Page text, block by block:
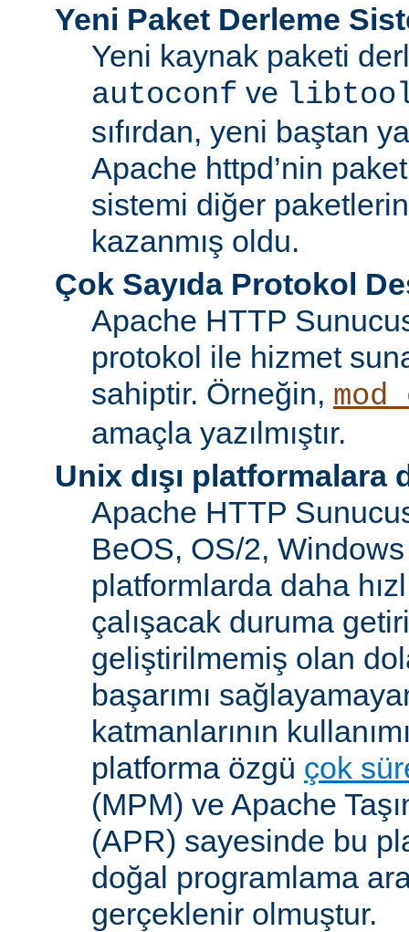
Yeni Paket Derleme
Yeni kaynak paketi
autoconf ve
sıfırdan, yeni baştan
Apache httpd’nin
sistemi diğer
kazanmış oldu.
Çok Sayıda Protokol
Apache HTTP
protokol ile hizmet
sahiptir. Örneğin,
amaçla yazılmıştır.
Unix dışı platformalara
Apache HTTP
BeOS, OS/2,
platformlarda daha
çalışacak duruma
geliştirilmemiş olan
başarımı
katmanlarının
platforma özgü çok
(MPM) ve Apache
(APR) sayesinde bu
doğal programlama
gerçeklenir olmuştur.